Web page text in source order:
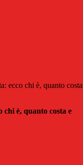
ecco chi è, quanto costa
chi è, quanto costa e